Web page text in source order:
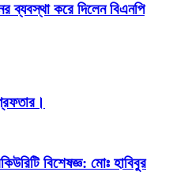
ব্যবস্থা করে দিলেন বিএনপি
বিশেষজ্ঞ: মোঃ হাবিবুর